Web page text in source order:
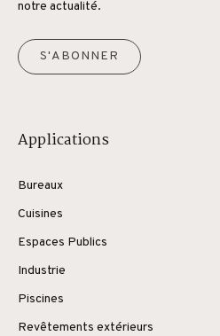
notre actualité.
S'ABONNER
Applications
Bureaux
Cuisines
Espaces Publics
Industrie
Piscines
Revêtements extérieurs